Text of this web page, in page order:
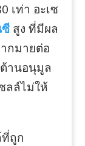
เท่า อะเซ
สูง ที่มีผล
กมายต่อ
านอนุมูล
ลล์ไม่ให้
ถูก